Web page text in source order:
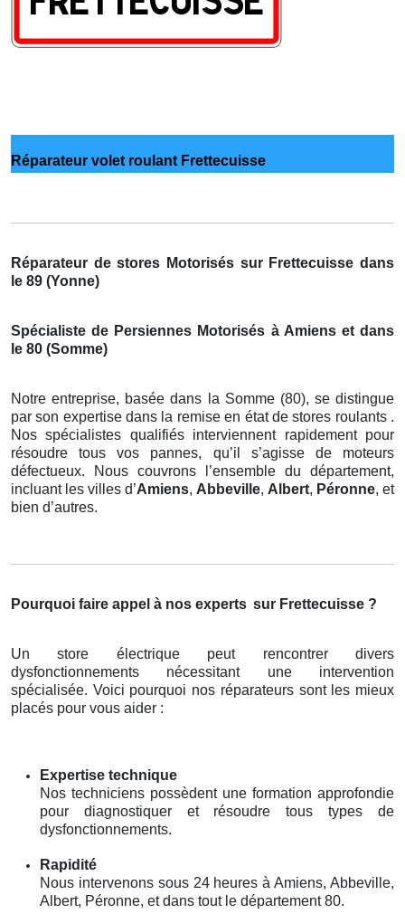
Réparateur volet roulant Frettecuisse
Réparateur de stores Motorisés sur Frettecuisse dans
le 89 (Yonne)
Spécialiste de Persiennes Motorisés à Amiens et dans
le 80 (Somme)
Notre entreprise, basée dans la Somme (80), se distingue
par son expertise dans la remise en état de stores roulants .
Nos spécialistes qualifiés interviennent rapidement pour
résoudre tous vos pannes, qu’il s’agisse de moteurs
défectueux. Nous couvrons l’ensemble du département,
incluant les villes d’Amiens, Abbeville, Albert, Péronne, et
bien d’autres.
Pourquoi faire appel à nos experts sur Frettecuisse ?
Un store électrique peut rencontrer divers
dysfonctionnements nécessitant une intervention
spécialisée. Voici pourquoi nos réparateurs sont les mieux
placés pour vous aider :
Expertise technique
Nos techniciens possèdent une formation approfondie
pour diagnostiquer et résoudre tous types de
dysfonctionnements.
Rapidité
Nous intervenons sous 24 heures à Amiens, Abbeville,
Albert, Péronne, et dans tout le département 80.